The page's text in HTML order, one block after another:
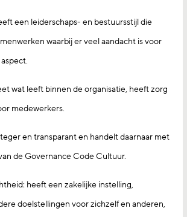
een leiderschaps- en bestuursstijl die
waarbij er veel aandacht is voor
wat leeft binnen de organisatie, heeft zorg
medewerkers.
en transparant en handelt daarnaar met
de Governance Code Cultuur.
heeft een zakelijke instelling,
doelstellingen voor zichzelf en anderen,